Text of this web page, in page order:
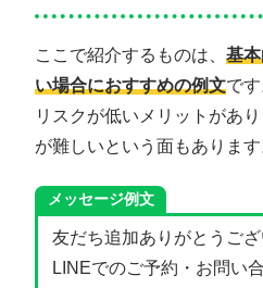
ここで紹介するものは、 基
い場合におすすめの例文で
リスクが低いメリットがあ
が難しいという面もあります
メッセージ例文
友だち追加ありがとうござ
LINEでのご予約・お問い